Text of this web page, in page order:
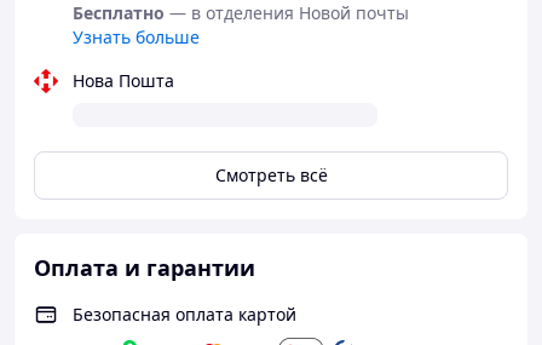
Бесплатно — в отделения Новой почты
Узнать больше
Нова Пошта
Смотреть всё
Оплата и гарантии
Безопасная оплата картой